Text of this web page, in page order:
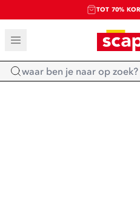
TOT 70%
SALE:SHOP
Home